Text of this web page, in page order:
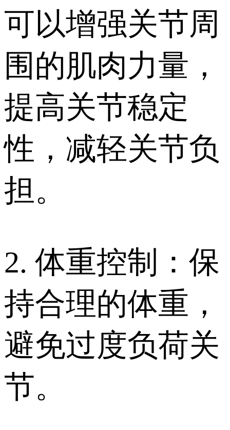
可以增强关节周
围的肌肉力量，
提高关节稳定
性，减轻关节负
担。
2. 体重控制：保
持合理的体重，
避免过度负荷关
节。